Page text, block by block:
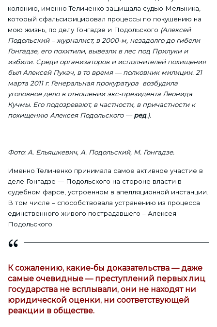
колонию, именно Теличенко защищала судью Мельника,
который сфальсифицировал процессы по покушению на
мою жизнь, по делу Гонгадзе и Подольского (Алексей
Подольский – журналист, в 2000-м, незадолго до гибели
Гонгадзе, его похитили, вывезли в лес под Прилуки и
избили. Среди организаторов и исполнителей похищения
был Алексей Пукач, в то время — полковник милиции. 21
марта 2011 г. Генеральная прокуратура возбудила
уголовное дело в отношении экс-президента Леонида
Кучмы. Его подозревают, в частности, в причастности к
похищению Алексея Подольского —ред.).
Фото: А. Ельяшкевич, А. Подольский, М. Гонгадзе.
Именно Теличенко принимала самое активное участие в
деле Гонгадзе — Подольского на стороне власти в
судебном фарсе, устроенном в апелляционной инстанции.
В том числе – способствовала устранению из процесса
единственного живого пострадавшего – Алексея
Подольского.
К сожалению, какие-бы доказательства — даже
самые очевидные — преступлений первых лиц
государства не всплывали, они не находят ни
юридической оценки, ни соответствующей
реакции в обществе.